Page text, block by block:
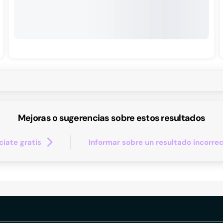
Mejoras o sugerencias sobre estos resultados
gratis Informar sobre un resultado